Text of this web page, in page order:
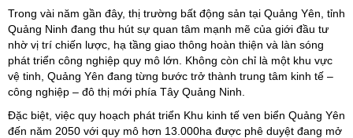
Trong vài năm gần đây, thị trường bất động sản tại Quảng Yên, tỉnh
Quảng Ninh đang thu hút sự quan tâm mạnh mẽ của giới đầu tư
nhờ vị trí chiến lược, hạ tầng giao thông hoàn thiện và làn sóng
phát triển công nghiệp quy mô lớn. Không còn chỉ là một khu vực
vệ tinh, Quảng Yên đang từng bước trở thành trung tâm kinh tế –
công nghiệp – đô thị mới phía Tây Quảng Ninh.
Đặc biệt, việc quy hoạch phát triển Khu kinh tế ven biển Quảng Yên
đến năm 2050 với quy mô hơn 13.000ha được phê duyệt đang mở